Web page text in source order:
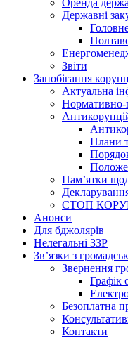
Оренда
Державні
Звіти
Запобігання
Актуальна
Нормативно-
Плани
Пам’ятки
СТОП
Анонси
Для бджолярів
Нелегальні ЗЗР
Зв’язки з
Звернення
Графік
Безоплатна
Контакти